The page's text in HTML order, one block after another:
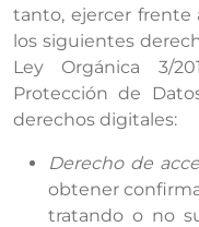
tanto, ejercer frente
los siguientes
Ley Orgánica 3/
Protección de
derechos digitales:
Derecho de
obtener
tratando o no